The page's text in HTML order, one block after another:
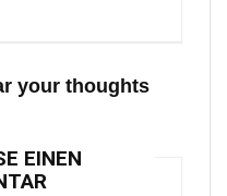
your thoughts
EINEN